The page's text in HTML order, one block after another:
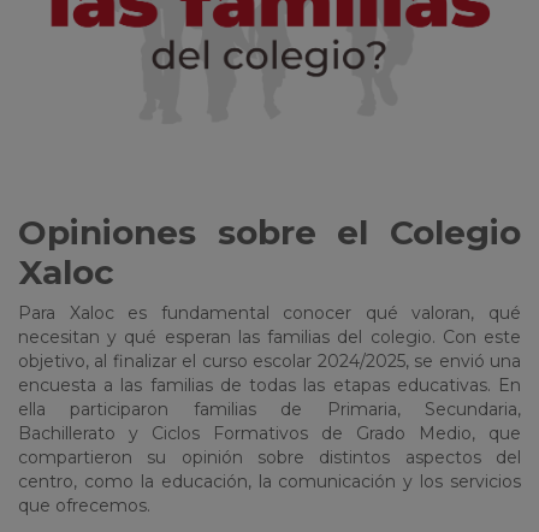
Opiniones sobre el Colegio
Xaloc
Para Xaloc es fundamental conocer qué valoran, qué
necesitan y qué esperan las familias del colegio. Con este
objetivo, al finalizar el curso escolar 2024/2025, se envió una
encuesta a las familias de todas las etapas educativas. En
ella participaron familias de Primaria, Secundaria,
Bachillerato y Ciclos Formativos de Grado Medio, que
compartieron su opinión sobre distintos aspectos del
centro, como la educación, la comunicación y los servicios
que ofrecemos.